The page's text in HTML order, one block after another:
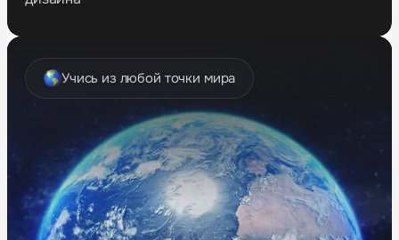
Учись из любой точки мира